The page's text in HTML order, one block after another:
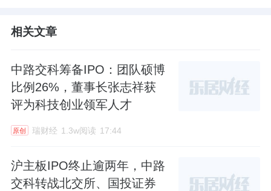
相关文章
中路交科筹备IPO：团队硕博
比例26%，董事长张志祥获
评为科技创业领军人才
原创 瑞财经 1.3w阅读 17:44
沪主板IPO终止逾两年，中路
交科转战北交所、国投证券